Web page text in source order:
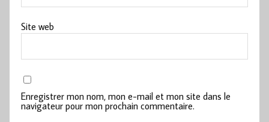
Site web
Enregistrer mon nom, mon e-mail et mon site dans le
navigateur pour mon prochain commentaire.